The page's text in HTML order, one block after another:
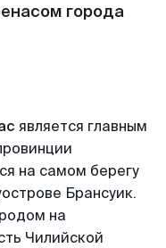
города
является главным
на самом берегу
Брансуик.
на
Чилийской